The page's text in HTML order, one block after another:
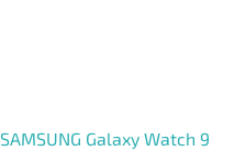
SAMSUNG Galaxy Watch 9